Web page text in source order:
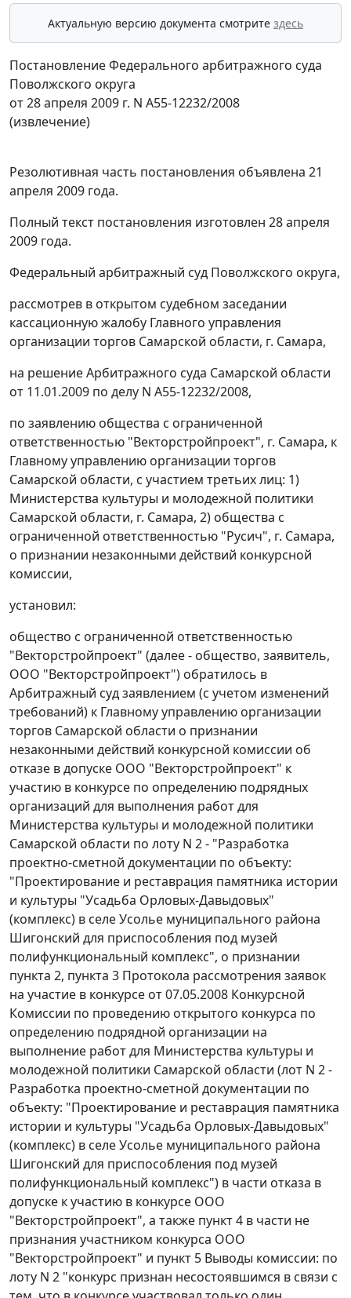
Актуальную версию документа смотрите здесь
Постановление Федерального арбитражного суда
Поволжского округа
от 28 апреля 2009 г. N А55-12232/2008
(извлечение)
Резолютивная часть постановления объявлена 21
апреля 2009 года.
Полный текст постановления изготовлен 28 апреля
2009 года.
Федеральный арбитражный суд Поволжского округа,
рассмотрев в открытом судебном заседании
кассационную жалобу Главного управления
организации торгов Самарской области, г. Самара,
на решение Арбитражного суда Самарской области
от 11.01.2009 по делу N А55-12232/2008,
по заявлению общества с ограниченной
ответственностью "Векторстройпроект", г. Самара, к
Главному управлению организации торгов
Самарской области, с участием третьих лиц: 1)
Министерства культуры и молодежной политики
Самарской области, г. Самара, 2) общества с
ограниченной ответственностью "Русич", г. Самара,
о признании незаконными действий конкурсной
комиссии,
установил:
общество с ограниченной ответственностью
"Векторстройпроект" (далее - общество, заявитель,
ООО "Векторстройпроект") обратилось в
Арбитражный суд заявлением (с учетом изменений
требований) к Главному управлению организации
торгов Самарской области о признании
незаконными действий конкурсной комиссии об
отказе в допуске ООО "Векторстройпроект" к
участию в конкурсе по определению подрядных
организаций для выполнения работ для
Министерства культуры и молодежной политики
Самарской области по лоту N 2 - "Разработка
проектно-сметной документации по объекту:
"Проектирование и реставрация памятника истории
и культуры "Усадьба Орловых-Давыдовых"
(комплекс) в селе Усолье муниципального района
Шигонский для приспособления под музей
полифункциональный комплекс", о признании
пункта 2, пункта 3 Протокола рассмотрения заявок
на участие в конкурсе от 07.05.2008 Конкурсной
Комиссии по проведению открытого конкурса по
определению подрядной организации на
выполнение работ для Министерства культуры и
молодежной политики Самарской области (лот N 2 -
Разработка проектно-сметной документации по
объекту: "Проектирование и реставрация памятника
истории и культуры "Усадьба Орловых-Давыдовых"
(комплекс) в селе Усолье муниципального района
Шигонский для приспособления под музей
полифункциональный комплекс") в части отказа в
допуске к участию в конкурсе ООО
"Векторстройпроект", а также пункт 4 в части не
признания участником конкурса ООО
"Векторстройпроект" и пункт 5 Выводы комиссии: по
лоту N 2 "конкурс признан несостоявшимся в связи с